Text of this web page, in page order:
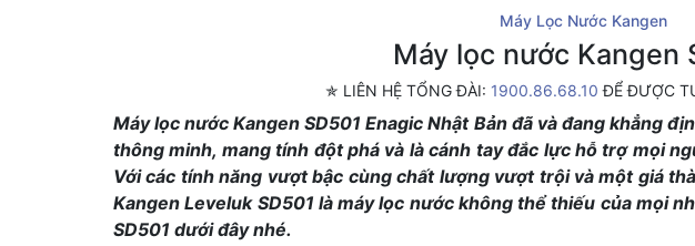
Máy Lọc Nước Kangen
Máy lọc nước Kangen
✯ LIÊN HỆ TỔNG ĐÀI: 1900.86.68.10 ĐỂ ĐƯỢC
Máy lọc nước Kangen SD501 Enagic Nhật Bản đã và đang khẳng
thông minh, mang tính đột phá và là cánh tay đắc lực hỗ trợ mọi
Với các tính năng vượt bậc cùng chất lượng vượt trội và một giá
Kangen Leveluk SD501 là máy lọc nước không thể thiếu của mọi
SD501 dưới đây nhé.